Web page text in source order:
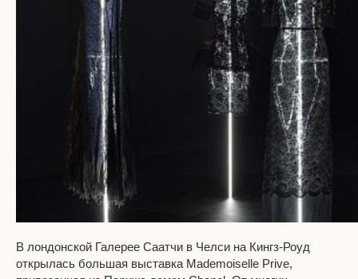
В лондонской Галерее Саатчи в Челси на Кингз-Роуд
открылась большая выставка Mademoiselle Prive,